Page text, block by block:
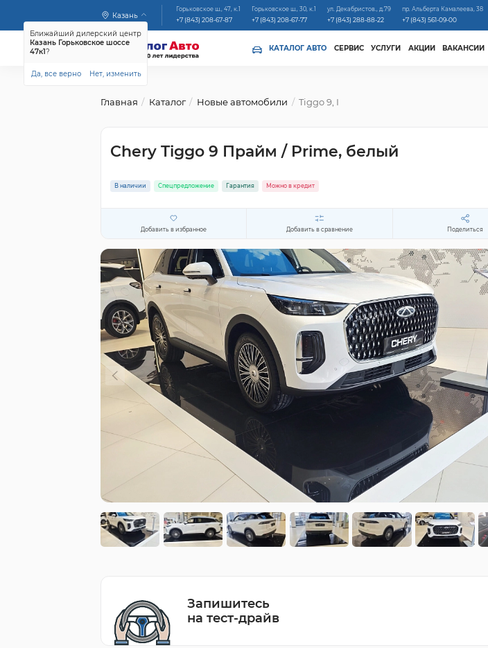
Казань
Ближайший дилерский центр
Казань Горьковское шоссе
47к1?
Да, все верно Нет, изменить
Горьковское ш., 47, к.1
+7 (843) 208-67-87
Горьковское ш., 30, к.1
+7 (843) 208-67-77
ул. Декабристов., д.79
+7 (843) 288-88-22
пр. Альберта Камалеева, 38
+7 (843) 561-09-00
КАТАЛОГ АВТО СЕРВИС УСЛУГИ АКЦИИ ВАКАНСИИ
Главная Каталог Новые автомобили Tiggo 9, I
Chery Tiggo 9 Прайм / Prime, белый
В наличии Спецпредложение Гарантия Можно в кредит
Добавить в избранное Добавить в сравнение Поделиться
Запишитесь
на тест-драйв